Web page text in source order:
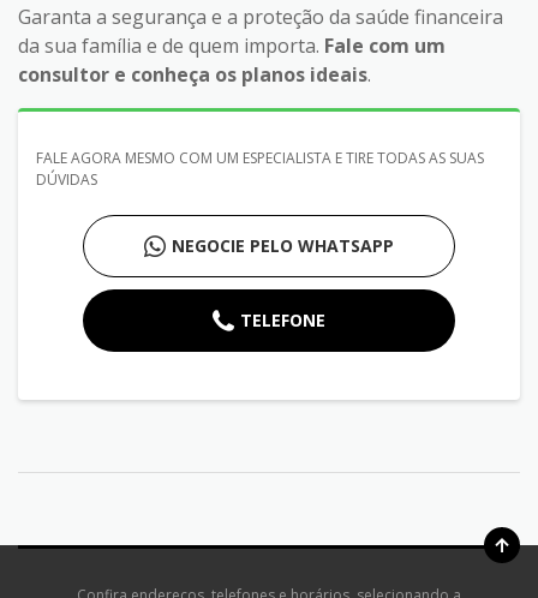
Garanta a segurança e a proteção da saúde financeira
da sua família e de quem importa. Fale com um
consultor e conheça os planos ideais.
FALE AGORA MESMO COM UM ESPECIALISTA E TIRE TODAS AS SUAS
DÚVIDAS
NEGOCIE PELO WHATSAPP
TELEFONE